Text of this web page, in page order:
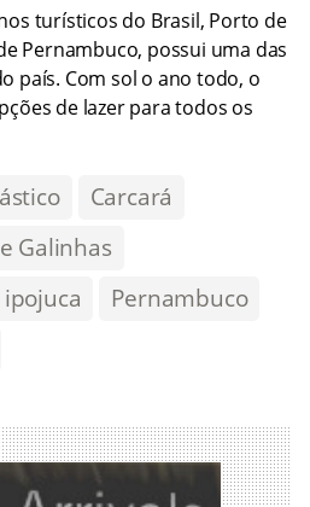
turísticos do Brasil, Porto de
Pernambuco, possui uma das
país. Com sol o ano todo, o
de lazer para todos os
Carcará
Galinhas
ipojuca
Pernambuco